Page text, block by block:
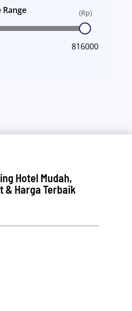
Range (Rp)
816000
Hotel Mudah,
& Harga Terbaik